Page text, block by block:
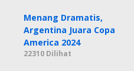
Menang Dramatis,
Argentina Juara Copa
America 2024
22310 Dilihat